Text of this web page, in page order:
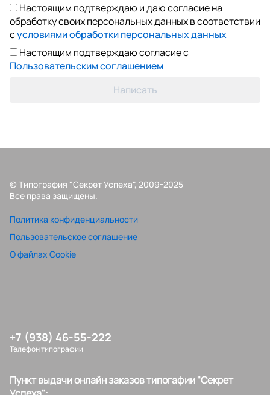
Настоящим подтверждаю и даю согласие на
обработку своих персональных данных в соответствии
сусловиями обработки персональных данных
Настоящим подтверждаю согласие с
Пользовательским соглашением
Написать
© Типография "Секрет Успеха", 2009-2025
Все права защищены.
Политика конфиденциальности
Пользовательское соглашение
О файлах Cookie
+7 (938) 46-55-222
Телефон типографии
Пункт выдачи онлайн заказов типогафии "Секрет